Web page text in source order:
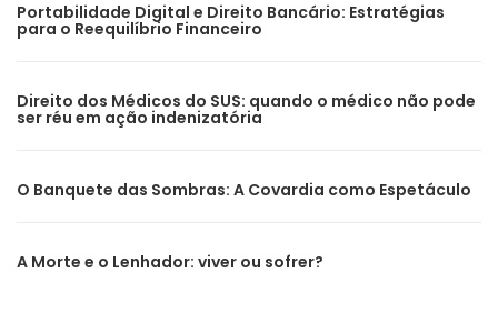
Portabilidade Digital e Direito Bancário: Estratégias
para o Reequilíbrio Financeiro
Direito dos Médicos do SUS: quando o médico não pode
ser réu em ação indenizatória
O Banquete das Sombras: A Covardia como Espetáculo
A Morte e o Lenhador: viver ou sofrer?